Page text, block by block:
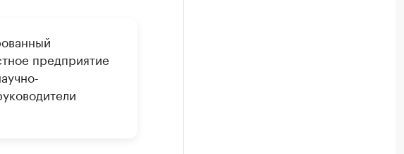
предприятие